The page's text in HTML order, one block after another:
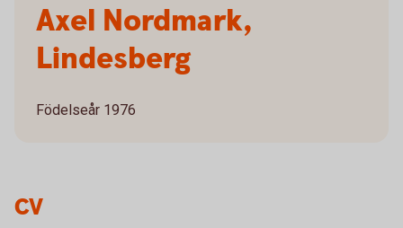
Axel Nordmark,
Lindesberg
Födelseår 1976
CV